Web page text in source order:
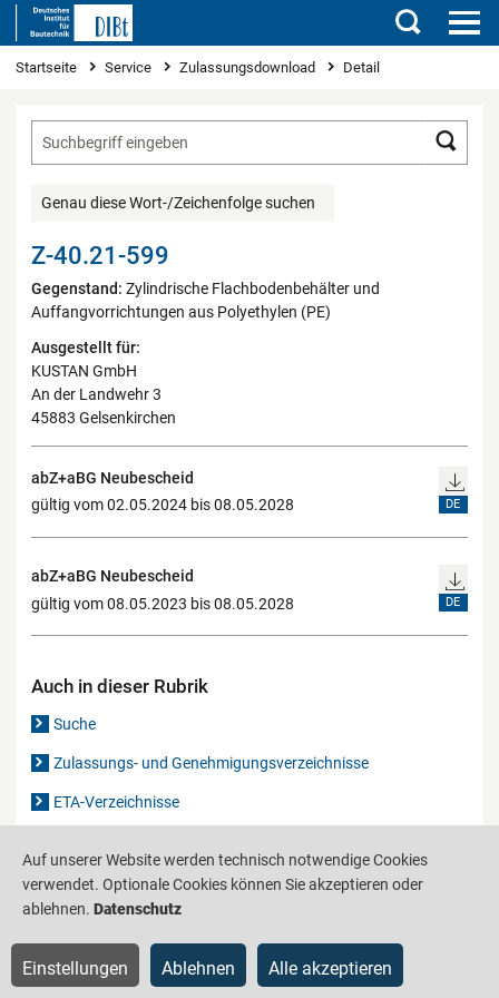
Suchen
Sie sind hier
Startseite Service Zulassungsdownload Detail
Genau diese Wort-/Zeichenfolge suchen
Z-40.21-599
Gegenstand: Zylindrische Flachbodenbehälter und
Auffangvorrichtungen aus Polyethylen (PE)
Ausgestellt für:
KUSTAN GmbH
An der Landwehr 3
45883 Gelsenkirchen
abZ+aBG Neubescheid
gültig vom 02.05.2024 bis 08.05.2028
DE
abZ+aBG Neubescheid
gültig vom 08.05.2023 bis 08.05.2028
DE
Auch in dieser Rubrik
Suche
Zulassungs- und Genehmigungsverzeichnisse
ETA-Verzeichnisse
Produktinformationsstelle für das Bauwesen
Barrierefreiheit Datenschutz Impressum Sitemap
Auf unserer Website werden technisch notwendige Cookies
verwendet. Optionale Cookies können Sie akzeptieren oder
ablehnen. Datenschutz
Einstellungen Ablehnen Alle akzeptieren